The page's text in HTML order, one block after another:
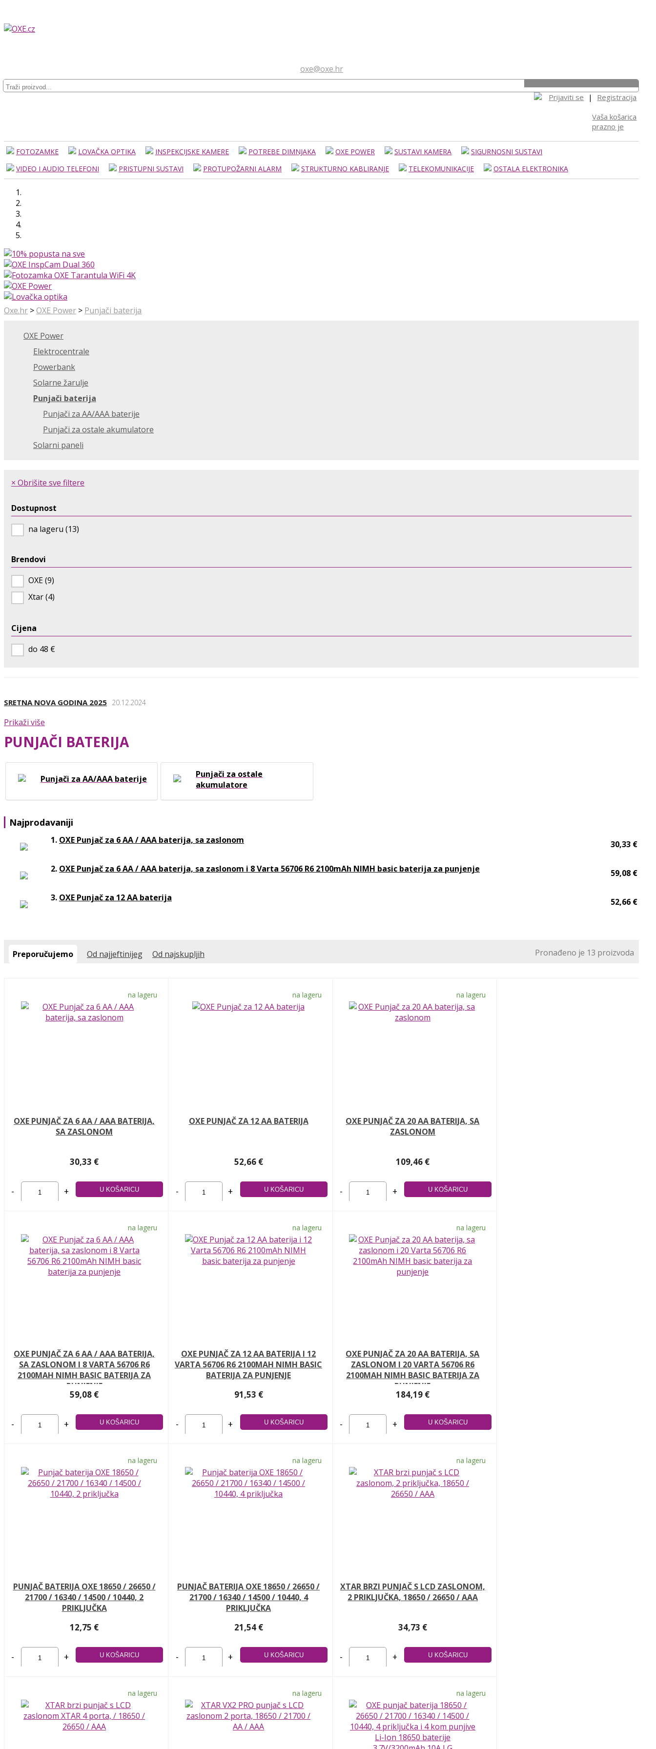
oxe@oxe.hr
Prijaviti se |
Registracija
Vaša košarica
prazno je
FOTOZAMKE LOVAČKA OPTIKA INSPEKCIJSKE KAMERE POTREBE DIMNJAKA OXE POWER SUSTAVI KAMERA
SIGURNOSNI SUSTAVI
VIDEO I AUDIO TELEFONI
PRISTUPNI SUSTAVI PROTUPOŽARNI ALARM STRUKTURNO KABLIRANJE TELEKOMUNIKACIJE OSTALA ELEKTRONIKA
Oxe.hr >OXE Power > Punjači baterija
OXE Power
Elektrocentrale
Powerbank
Solarne žarulje
Punjači baterija
Punjači za AA/AAA baterije
Punjači za ostale akumulatore
Solarni paneli
× Obrišite sve filtere
Dostupnost
na lageru (13)
Brendovi
OXE (9)
Xtar (4)
Cijena
do 48 €
SRETNA NOVA GODINA 2025 20.12.2024
Prikaži više
PUNJAČI BATERIJA
Punjači za AA/AAA baterije
Punjači za ostale
akumulatore
Najprodavaniji
1. OXE Punjač za 6 AA / AAA baterija, sa zaslonom 30,33 €
2. OXE Punjač za 6 AA / AAA baterija, sa zaslonom i 8 Varta 56706 R6 2100mAh NIMH basic baterija za punjenje 59,08 €
3. OXE Punjač za 12 AA baterija 52,66 €
Preporučujemo Od najjeftinijeg Od najskupljih Pronađeno je 13 proizvoda
na lageru
OXE PUNJAČ ZA 6 AA / AAA BATERIJA,
SA ZASLONOM
30,33 €
- +
na lageru
OXE PUNJAČ ZA 12 AA BATERIJA
52,66 €
- +
na lageru
OXE PUNJAČ ZA 20 AA BATERIJA, SA
ZASLONOM
109,46 €
- +
na lageru
OXE PUNJAČ ZA 6 AA / AAA BATERIJA,
SA ZASLONOM I 8 VARTA 56706 R6
2100MAH NIMH BASIC BATERIJA ZA
PUNJENJE
59,08 €
- +
na lageru
OXE PUNJAČ ZA 12 AA BATERIJA I 12
VARTA 56706 R6 2100MAH NIMH BASIC
BATERIJA ZA PUNJENJE
91,53 €
- +
na lageru
OXE PUNJAČ ZA 20 AA BATERIJA, SA
ZASLONOM I 20 VARTA 56706 R6
2100MAH NIMH BASIC BATERIJA ZA
PUNJENJE
184,19 €
- +
na lageru
PUNJAČ BATERIJA OXE 18650 / 26650 /
21700 / 16340 / 14500 / 10440, 2
PRIKLJUČKA
12,75 €
- +
na lageru
PUNJAČ BATERIJA OXE 18650 / 26650 /
21700 / 16340 / 14500 / 10440, 4
PRIKLJUČKA
21,54 €
- +
na lageru
XTAR BRZI PUNJAČ S LCD ZASLONOM,
2 PRIKLJUČKA, 18650 / 26650 / AAA
34,73 €
- +
na lageru na lageru na lageru